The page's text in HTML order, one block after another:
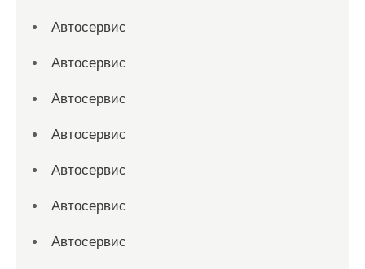
Автосервис
Автосервис
Автосервис
Автосервис
Автосервис
Автосервис
Автосервис